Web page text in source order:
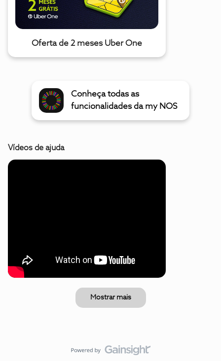
Oferta de 2 meses Uber One
Conheça todas as
funcionalidades da my NOS
Vídeos de ajuda
Mostrar mais